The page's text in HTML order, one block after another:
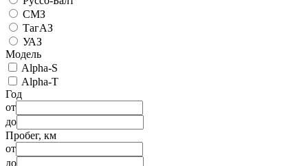
СМЗ
ТагАЗ
УАЗ
Модель
Alpha-S
Alpha-T
Год
от
до
Пробег, км
от
до